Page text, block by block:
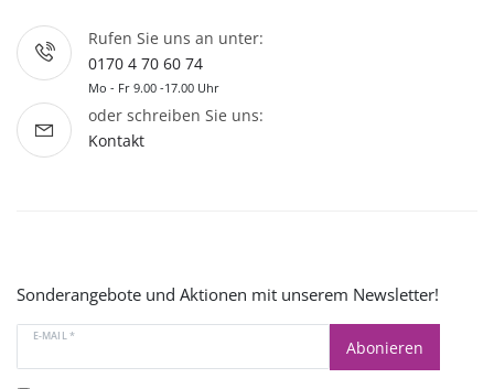
Rufen Sie uns an unter:
0170 4 70 60 74
Mo - Fr 9.00 -17.00 Uhr
oder schreiben Sie uns:
Kontakt
Sonderangebote und Aktionen mit unserem Newsletter!
E-MAIL *
Abonieren